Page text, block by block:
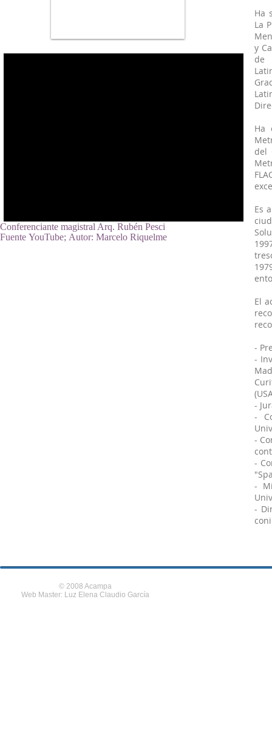
Conferenciante magistral Arq. Rubén Pesci
Fuente YouTube; Autor: Marcelo Riquelme
Ha
La
y
de
Ha
del
Es
El
-
-
-
-
-
-
-
-
© 2008 Acampa
Web Master: Luz Elena Claudio García